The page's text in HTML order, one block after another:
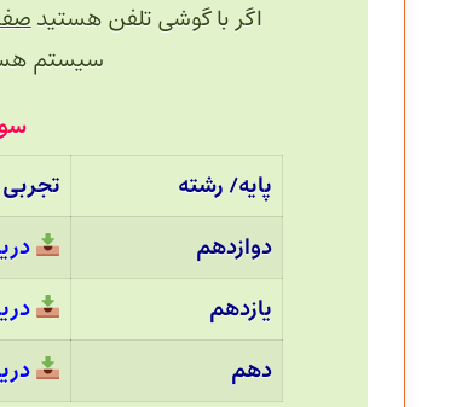
اگر با گوشی تلفن هستید
سیستم
پایه/ رشته
تجربی
دوازدهم
یازدهم
دهم